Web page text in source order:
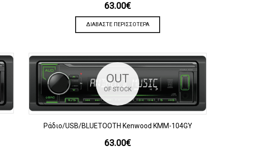
63.00€
ΔΙΑΒΆΣΤΕ ΠΕΡΙΣΣΌΤΕΡΑ
OUT
OF STOCK
ΠΡΟΒΟΛΗ
Ράδιο/USB/BLUETOOTH Kenwood KMM-104GY
63.00€